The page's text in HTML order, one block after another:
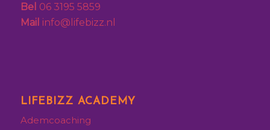
Bel 06 3195 5859
Mail info@lifebizz.nl
LIFEBIZZ ACADEMY
Ademcoaching